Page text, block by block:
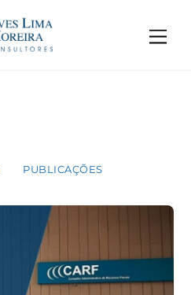
PUBLICAÇÕES